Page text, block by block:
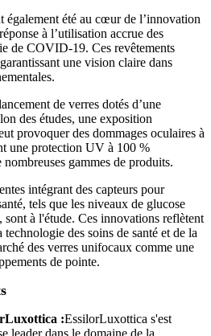
également été au cœur de l’innovation
à l’utilisation accrue des
de COVID-19. Ces revêtements
une vision claire dans
de verres dotés d’une
des études, une exposition
provoquer des dommages oculaires à
une protection UV à 100 %
gammes de produits.
intégrant des capteurs pour
tels que les niveaux de glucose
sont à l'étude. Ces innovations reflètent
des soins de santé et de la
des verres unifocaux comme une
de pointe.
:EssilorLuxottica s'est
leader dans le domaine de la